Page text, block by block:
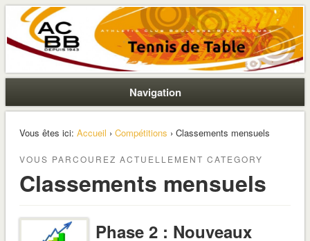
ACBB – Tennis de Table
La section ping de Boulogne
Navigation
Vous êtes ici: Accueil › Compétitions › Classements mensuels
VOUS PARCOUREZ ACTUELLEMENT CATEGORY
Classements mensuels
Phase 2 : Nouveaux